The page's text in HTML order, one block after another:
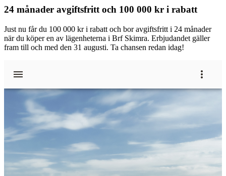
24 månader avgiftsfritt och 100 000 kr i rabatt
Just nu får du 100 000 kr i rabatt och bor avgiftsfritt i 24 månader
när du köper en av lägenheterna i Brf Skimra. Erbjudandet gäller
fram till och med den 31 augusti. Ta chansen redan idag!